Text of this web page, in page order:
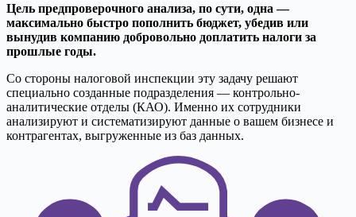
Цель предпроверочного анализа, по сути, одна —
максимально быстро пополнить бюджет, убедив или
вынудив компанию добровольно доплатить налоги за
прошлые годы.
Со стороны налоговой инспекции эту задачу решают
специально созданные подразделения — контрольно-
аналитические отделы (КАО). Именно их сотрудники
анализируют и систематизируют данные о вашем бизнесе и
контрагентах, выгруженные из баз данных.